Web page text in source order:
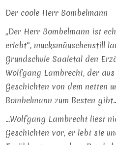
Der coole Herr Bombelmann
„Der Herr Bombelmann ist
erlebt“, mucksmäuschenstill
Grundschule Saaletal den
Wolfgang Lambrecht, der aus
Geschichten von dem netten
Bombelmann zum Besten
…Wolfgang Lambrecht liest
Geschichten vor, er lebt sie